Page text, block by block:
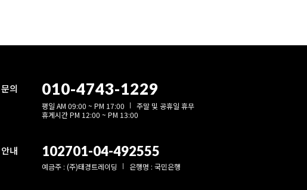
의 010-4743-1229
평일 AM 09:00 ~ PM 17:00
주말 및 공휴일 휴무
휴게시간 PM 12:00 ~ PM 13:00
내 102701-04-492555
예금주 : (주)태경트레이딩 은행명 : 국민은행